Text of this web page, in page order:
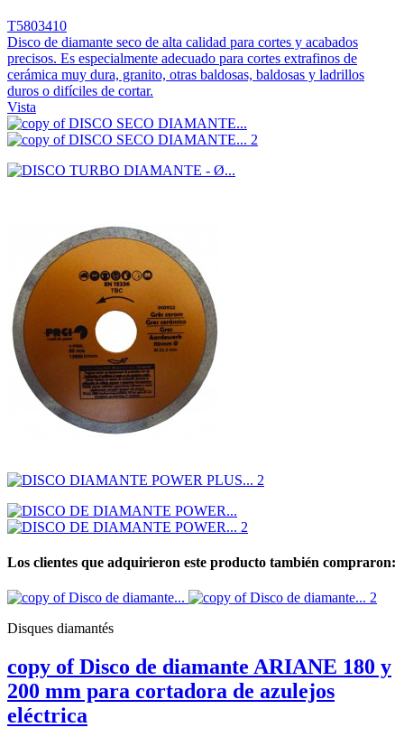
T5803410
Disco de diamante seco de alta calidad para cortes y acabados
precisos. Es especialmente adecuado para cortes extrafinos de
cerámica muy dura, granito, otras baldosas, baldosas y ladrillos
duros o difíciles de cortar.
Vista
Los clientes que adquirieron este producto también compraron:
Disques diamantés
copy of Disco de diamante ARIANE 180 y
200 mm para cortadora de azulejos
eléctrica